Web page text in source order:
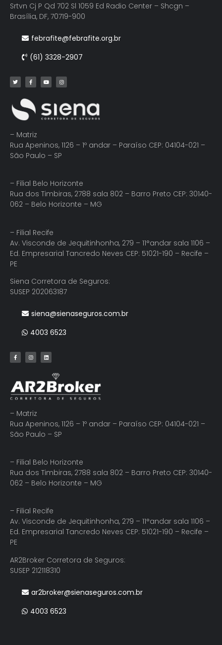
Srtvn Cj P Qd 702 Sl 1059 Ed Radio Center – Shcgn –
Brasília, DF, 70719-900
febrafite@febrafite.org.br
(61) 3328-2907
– Matriz
Rua Apeninos, 1126 – 1º andar – Paraíso CEP: 04104-021 –
São Paulo – SP
– Filial Belo Horizonte
Rua dos Timbiras, 2788 sala 802 – Barro Preto CEP: 30140-
062 – Belo Horizonte – MG
– Filial Recife
Av. Visconde de Jequitinhonha, 279 – 11°andar sala 1106 –
Ed. Empresarial Tancredo Neves CEP: 51021-190 – Recife –
PE
Siena Corretora de Seguros:
SUSEP 202063187
siena@sienaseguros.com.br
4003 6523
– Matriz
Rua Apeninos, 1126 – 1º andar – Paraíso CEP: 04104-021 –
São Paulo – SP
– Filial Belo Horizonte
Rua dos Timbiras, 2788 sala 802 – Barro Preto CEP: 30140-
062 – Belo Horizonte – MG
– Filial Recife
Av. Visconde de Jequitinhonha, 279 – 11°andar sala 1106 –
Ed. Empresarial Tancredo Neves CEP: 51021-190 – Recife –
PE
AR2Broker Corretora de Seguros:
SUSEP 212118310
ar2broker@sienaseguros.com.br
4003 6523